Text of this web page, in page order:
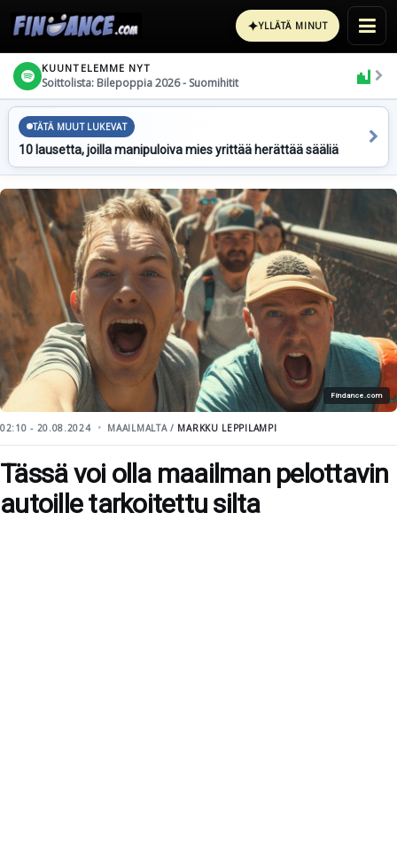
✦YLLÄTÄ MINUT
KUUNTELEMME NYT
Soittolista: Bilepoppia 2026 - Suomihitit
TÄTÄ MUUT LUKEVAT
10 lausetta, joilla manipuloiva mies yrittää herättää sääliä
Findance.com
02:10 - 20.08.2024 MAAILMALTA / MARKKU LEPPILAMPI
Tässä voi olla maailman pelottavin
autoille tarkoitettu silta